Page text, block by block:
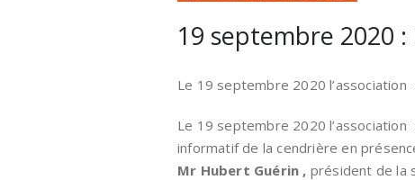
19 septembre 2020
Le 19 septembre 2020 l’association
Le 19 septembre 2020 l’association
informatif de la cendrière en
Mr Hubert Guérin , président de la